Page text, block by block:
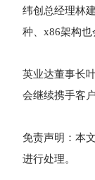
纬创总经理林
种、x86架构也
英业达董事长
会继续携手客
免责声明：本
进行处理。